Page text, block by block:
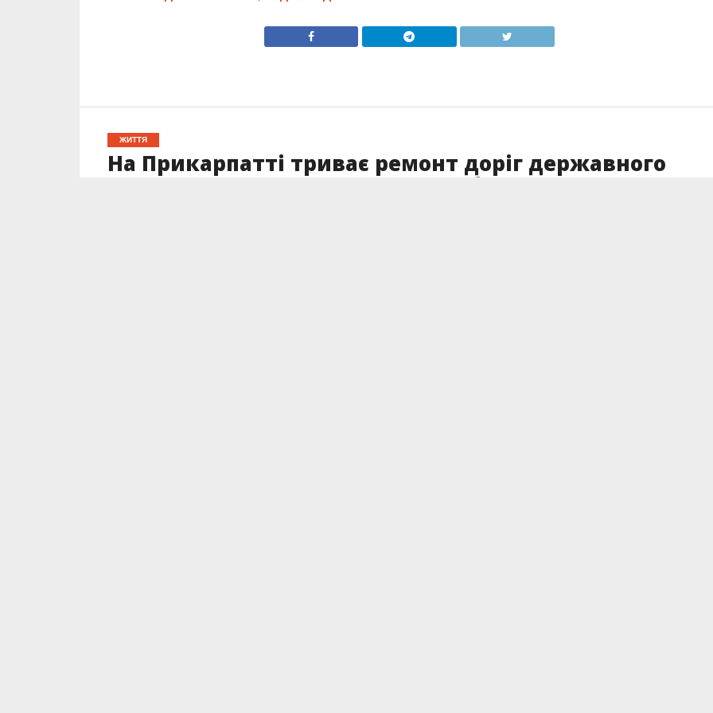
ЖИТТЯ
На Прикарпатті триває ремонт доріг державного
значення: де проходитимуть роботи цього тижня?